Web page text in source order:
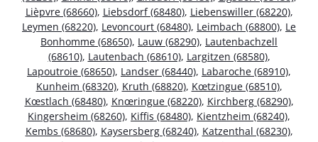
Lièpvre (68660), Liebsdorf (68480), Liebenswiller (68220),
Leymen (68220), Levoncourt (68480), Leimbach (68800), Le
Bonhomme (68650), Lauw (68290), Lautenbachzell
(68610), Lautenbach (68610), Largitzen (68580),
Lapoutroie (68650), Landser (68440), Labaroche (68910),
Kunheim (68320), Kruth (68820), Kœtzingue (68510),
Kœstlach (68480), Knœringue (68220), Kirchberg (68290),
Kingersheim (68260), Kiffis (68480), Kientzheim (68240),
Kembs (68680), Kaysersberg (68240), Katzenthal (68230),